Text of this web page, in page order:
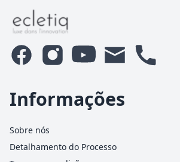
Informações
Sobre nós
Detalhamento do Processo